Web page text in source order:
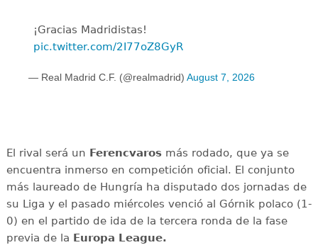
¡Gracias Madridistas!
pic.twitter.com/2I77oZ8GyR
— Real Madrid C.F. (@realmadrid) August 7, 2026
El rival será un Ferencvarosmás rodado, que ya se
encuentra inmerso en competición oficial. El conjunto
más laureado de Hungría ha disputado dos jornadas de
su Liga y el pasado miércoles venció al Górnik polaco (1-
0) en el partido de ida de la tercera ronda de la fase
previa de la Europa League.